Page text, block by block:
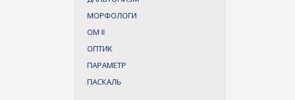
МОРФОЛОГИ
ОМ II
ОПТИК
ПАРАМЕТР
ПАСКАЛЬ